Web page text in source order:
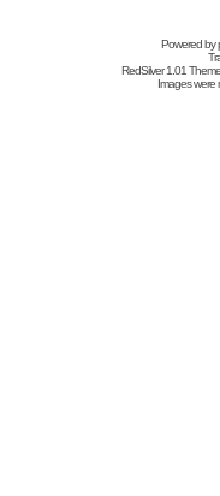
Powered by
RedSilver 1.01
Images were